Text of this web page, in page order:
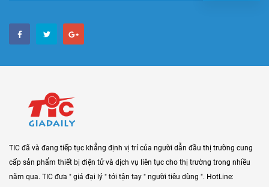
TIC đã và đang tiếp tục khẳng định vị trí của người dẫn đầu thị trường cung
cấp sản phẩm thiết bị điện tử và dịch vụ liên tục cho thị trường trong nhiều
năm qua. TIC đưa " giá đại lý " tới tận tay " người tiêu dùng ". HotLine: